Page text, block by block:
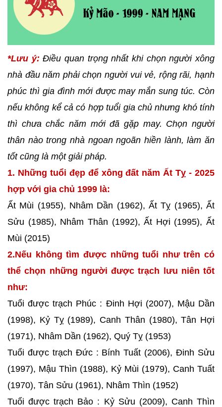
*Lưu ý: Điều quan trọng nhất khi chọn người xông
nhà đầu năm phải chọn người vui vẻ, rộng rãi, hạnh
phúc thì gia đình mới được may mắn sung túc. Còn
nếu không kể cả có hợp tuổi gia chủ nhưng khó tính
thì chưa chắc năm mới đã gặp may. Chọn người
thân nào trong nhà ngoan ngoãn hiền lành, làm ăn
tốt cũng là một giải pháp.
1. Những tuổi đẹp để xông đất năm Ất Tỵ - 2025
hợp với gia chủ 1999 là:
Ất Mùi (1955), Nhâm Dần (1962), Ất Tỵ (1965), Ất
Sửu (1985), Nhâm Thân (1992), Ất Hợi (1995), Ất
Mùi (2015)
2.Nếu không tìm được những tuổi như trên có
thể chọn những người được trạch lưu niên tốt
như:
Tuổi được trạch Phúc : Đinh Hợi (2007), Mậu Dần
(1998), Kỷ Tỵ (1989), Canh Thân (1980), Tân Hợi
(1971), Nhâm Dần (1962), Quý Tỵ (1953)
Tuổi được trạch Đức : Bính Tuất (2006), Đinh Sửu
(1997), Mậu Thìn (1988), Kỷ Mùi (1979), Canh Tuất
(1970), Tân Sửu (1961), Nhâm Thìn (1952)
Tuổi được trạch Bảo : Kỷ Sửu (2009), Canh Thìn